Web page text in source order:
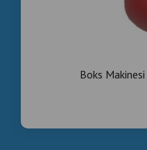
Boks